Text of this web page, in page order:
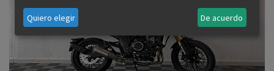
Quiero elegir De acuerdo